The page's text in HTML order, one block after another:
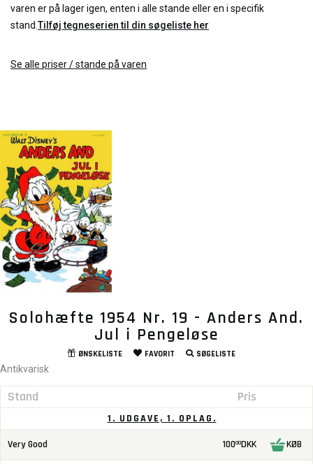
varen er på lager igen, enten i alle stande eller en i specifik
stand.Tilføj tegneserien til din søgeliste her
Se alle priser / stande på varen
Solohæfte 1954 Nr. 19 - Anders And.
Jul i Pengeløse
ØNSKELISTE FAVORIT SØGELISTE
Antikvarisk
Stand Pris
1. UDGAVE, 1. OPLAG.
Very Good 10000DKK KØB